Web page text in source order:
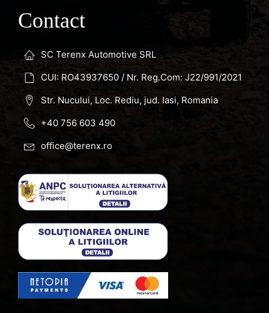
Contact
SC Terenx Automotive SRL
CUI: RO43937650 / Nr. Reg.Com: J22/991/2021
Str. Nucului, Loc. Rediu, jud. Iasi, Romania
+40 756 603 490
office@terenx.ro